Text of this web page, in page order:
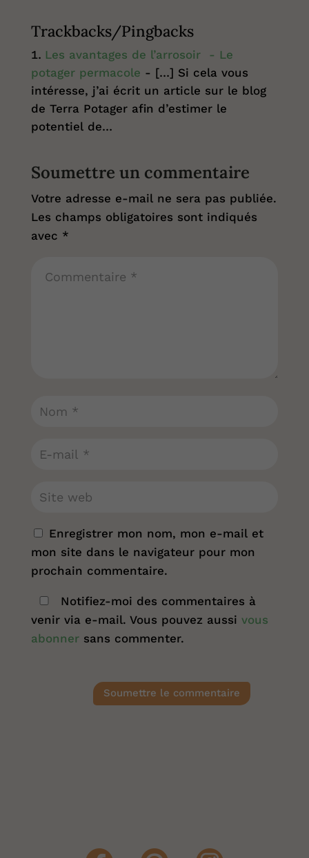
Trackbacks/Pingbacks
Les avantages de l’arrosoir - Le
potager permacole - […] Si cela vous
intéresse, j’ai écrit un article sur le blog
de Terra Potager afin d’estimer le
potentiel de…
Soumettre un commentaire
Votre adresse e-mail ne sera pas publiée.
Les champs obligatoires sont indiqués
avec *
Enregistrer mon nom, mon e-mail et
mon site dans le navigateur pour mon
prochain commentaire.
Notifiez-moi des commentaires à
venir via e-mail. Vous pouvez aussi vous
abonnersans commenter.
Soumettre le commentaire